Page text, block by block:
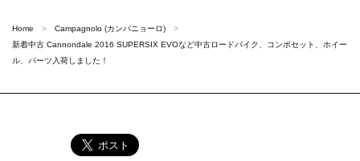
Home
Campagnolo (カンパニョーロ)
新着中古 Cannondale 2016 SUPERSIX EVOなど中古ロードバイク、コンポセット、ホイー
ル、パーツ入荷しました！